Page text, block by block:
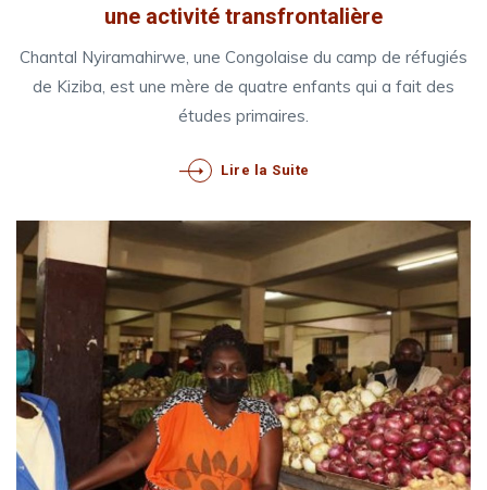
une activité transfrontalière
Chantal Nyiramahirwe, une Congolaise du camp de réfugiés
de Kiziba, est une mère de quatre enfants qui a fait des
études primaires.
Lire la Suite